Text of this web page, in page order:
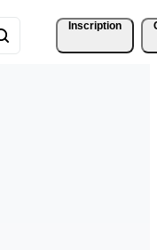
Inscription